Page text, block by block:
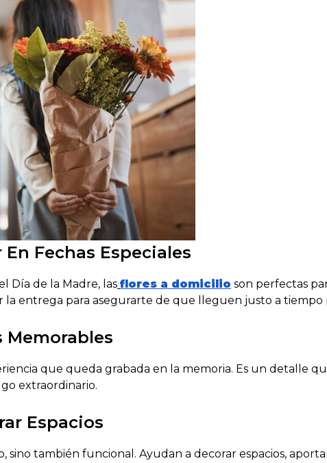
Fechas Especiales
Día de la Madre, las flores a domicilio son perfectas
la entrega para asegurarte de que lleguen justo a tiempo
Memorables
que queda grabada en la memoria. Es un detalle
extraordinario.
Espacios
sino también funcional. Ayudan a decorar espacios,